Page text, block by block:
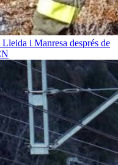
i Manresa després de